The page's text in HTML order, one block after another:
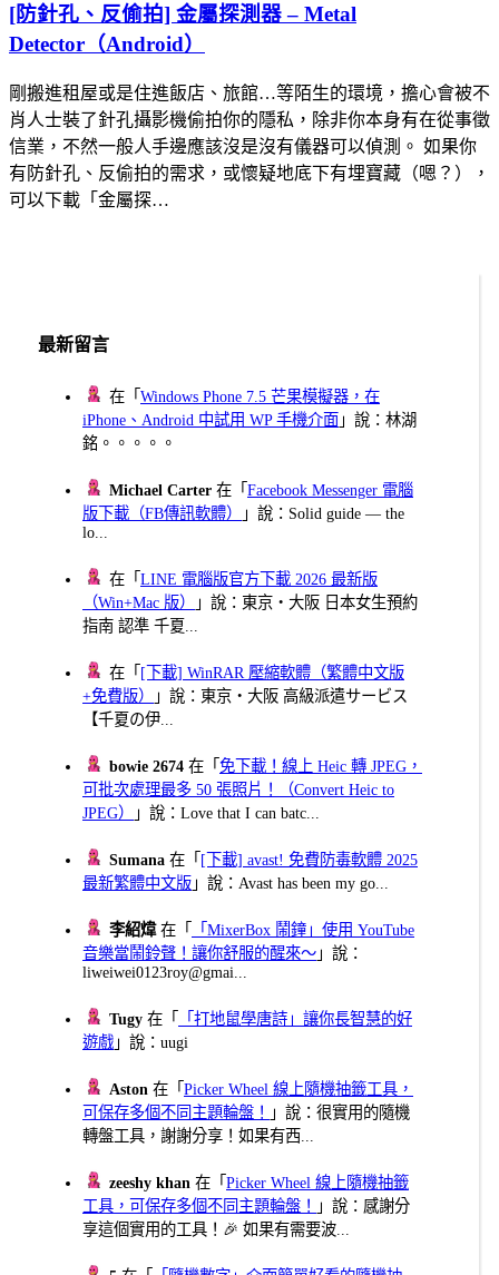
[防針孔、反偷拍] 金屬探測器 – Metal
Detector（Android）
剛搬進租屋或是住進飯店、旅館…等陌生的環境，擔心會被不
肖人士裝了針孔攝影機偷拍你的隱私，除非你本身有在從事徵
信業，不然一般人手邊應該沒是沒有儀器可以偵測。 如果你
有防針孔、反偷拍的需求，或懷疑地底下有埋寶藏（嗯？），
可以下載「金屬探…
最新留言
在「Windows Phone 7.5 芒果模擬器，在
iPhone、Android 中試用 WP 手機介面 」說：林湖
銘。。。。。
Michael Carter 在「Facebook Messenger 電腦
版下載（FB傳訊軟體）
」說：Solid guide — the
lo...
在「LINE 電腦版官方下載 2026 最新版
（Win+Mac 版）
」說：東京・大阪 日本女生預約
指南 認準 千夏...
在「 [下載] WinRAR 壓縮軟體（繁體中文版
+免費版）
」說：東京・大阪 高級派遣サービス
【千夏の伊...
bowie 2674 在「免下載！線上 Heic 轉 JPEG，
可批次處理最多 50 張照片！（Convert Heic to
JPEG）
」說：Love that I can batc...
Sumana 在「 [下載] avast! 免費防毒軟體 2025
最新繁體中文版 」說：Avast has been my go...
李紹煒在「
「MixerBox 鬧鐘」使用 YouTube
音樂當鬧鈴聲！讓你舒服的醒來～ 」說：
liweiwei0123roy@gmai...
Tugy 在「
「打地鼠學唐詩」讓你長智慧的好
遊戲 」說：uugi
Aston 在「Picker Wheel 線上隨機抽籤工具，
可保存多個不同主題輪盤！
」說：很實用的隨機
轉盤工具，謝謝分享！如果有西...
zeeshy khan 在「Picker Wheel 線上隨機抽籤
工具，可保存多個不同主題輪盤！
」說：感謝分
享這個實用的工具！🎉 如果有需要波...